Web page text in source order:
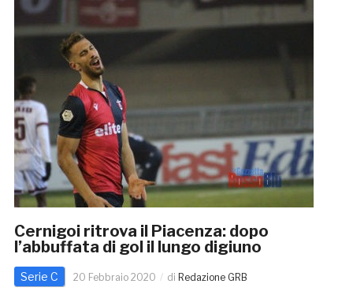
Cernigoi ritrova il Piacenza: dopo
l’abbuffata di gol il lungo digiuno
Serie C 20 Febbraio 2020 di Redazione GRB